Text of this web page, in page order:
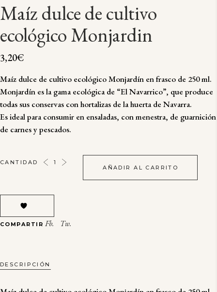
Maíz dulce de cultivo
ecológico Monjardin
3,20€
Maíz dulce de cultivo ecológico Monjardín en frasco de 250 ml.
Monjardín es la gama ecológica de “El Navarrico”, que produce
todas sus conservas con hortalizas de la huerta de Navarra.
Es ideal para consumir en ensaladas, con menestra, de guarnición
de carnes y pescados.
MAÍZ
CULTIVO
ECOLÓGICO
MONJARDIN
QUANTITY
CANTIDAD
AÑADIR AL CARRITO
COMPARTIR Fb. Tw.
DESCRIPCIÓN